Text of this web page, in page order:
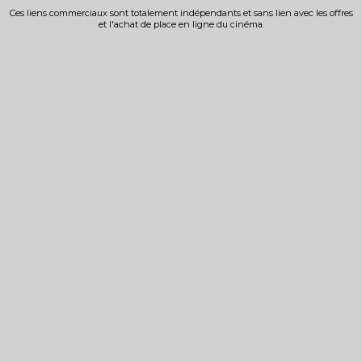
Ces liens commerciaux sont totalement indépendants et sans lien avec les offres
et l'achat de place en ligne du cinéma.